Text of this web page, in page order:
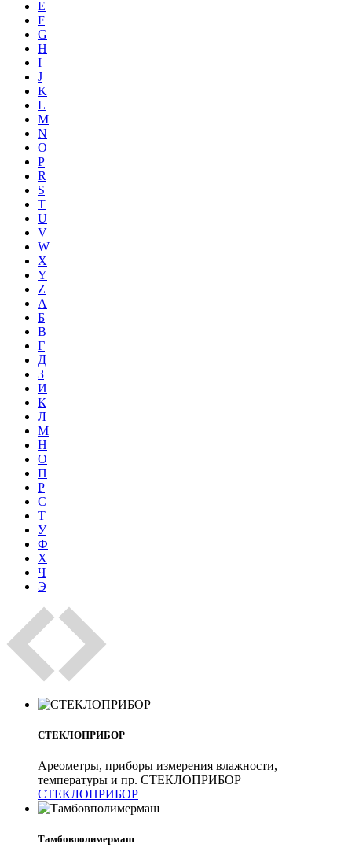
E
F
G
H
I
J
K
L
M
N
O
P
R
S
T
U
V
W
X
Y
Z
А
Б
В
Г
Д
З
И
К
Л
М
Н
О
П
Р
С
Т
У
Ф
Х
Ч
Э
СТЕКЛОПРИБОР
Ареометры, приборы измерения влажности,
температуры и пр. СТЕКЛОПРИБОР
СТЕКЛОПРИБОР
Тамбовполимермаш